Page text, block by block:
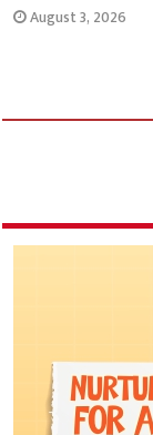
August 3, 2026